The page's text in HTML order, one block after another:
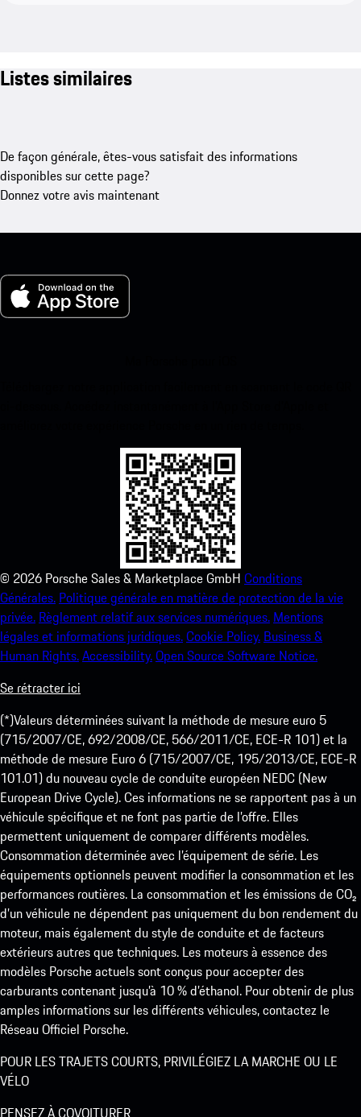
Listes similaires
De façon générale, êtes-vous satisfait des informations
disponibles sur cette page?
Donnez votre avis maintenant
© 2026 Porsche Sales & Marketplace GmbH Conditions
Générales. Politique générale en matière de protection de la vie
privée. Règlement relatif aux services numériques. Mentions
légales et informations juridiques.Cookie Policy. Business &
Human Rights.Accessibility.Open Source Software Notice.
Se rétracter ici
(*)Valeurs déterminées suivant la méthode de mesure euro 5
(715/2007/CE, 692/2008/CE, 566/2011/CE, ECE-R 101) et la
méthode de mesure Euro 6 (715/2007/CE, 195/2013/CE, ECE-R
101.01) du nouveau cycle de conduite européen NEDC (New
European Drive Cycle). Ces informations ne se rapportent pas à un
véhicule spécifique et ne font pas partie de l’offre. Elles
permettent uniquement de comparer différents modèles.
Consommation déterminée avec l’équipement de série. Les
équipements optionnels peuvent modifier la consommation et les
performances routières. La consommation et les émissions de CO₂
d’un véhicule ne dépendent pas uniquement du bon rendement du
moteur, mais également du style de conduite et de facteurs
extérieurs autres que techniques. Les moteurs à essence des
modèles Porsche actuels sont conçus pour accepter des
carburants contenant jusqu’à 10 % d’éthanol. Pour obtenir de plus
amples informations sur les différents véhicules, contactez le
Réseau Officiel Porsche.
POUR LES TRAJETS COURTS, PRIVILÉGIEZ LA MARCHE OU LE
VÉLO
PENSEZ À COVOITURER